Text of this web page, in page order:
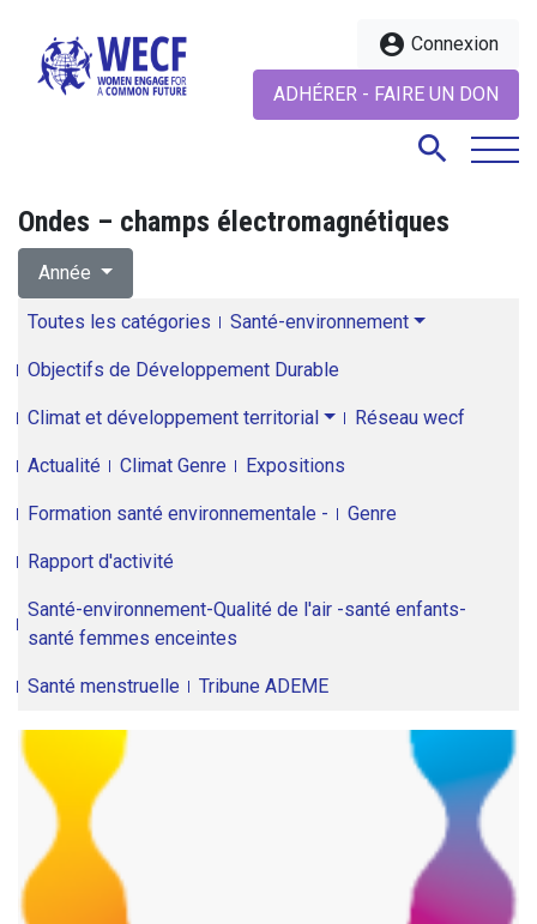
account_circle Connexion
ADHÉRER - FAIRE UN DON
search
Ondes – champs électromagnétiques
Année
Toutes les catégories Santé-environnement
Objectifs de Développement Durable
Climat et développement territorial Réseau wecf
Actualité Climat Genre Expositions
Formation santé environnementale - Genre
Rapport d'activité
Santé-environnement-Qualité de l'air -santé enfants-
santé femmes enceintes
Santé menstruelle Tribune ADEME